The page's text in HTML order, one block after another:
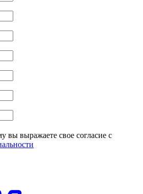
вы выражаете свое согласие с